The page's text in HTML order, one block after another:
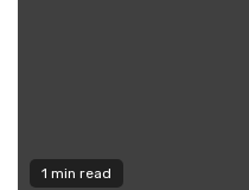
1 min read